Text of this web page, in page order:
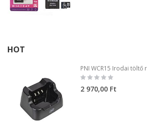
HOT
PNI WCR15 Irodai töltő
Rating:
0%
2 970,00 Ft